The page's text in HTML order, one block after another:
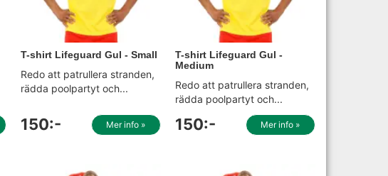
T-shirt Lifeguard Gul - Small
Redo att patrullera stranden,
rädda poolpartyt och...
150:- Mer info »
T-shirt Lifeguard Gul -
Medium
Redo att patrullera stranden,
rädda poolpartyt och...
150:- Mer info »